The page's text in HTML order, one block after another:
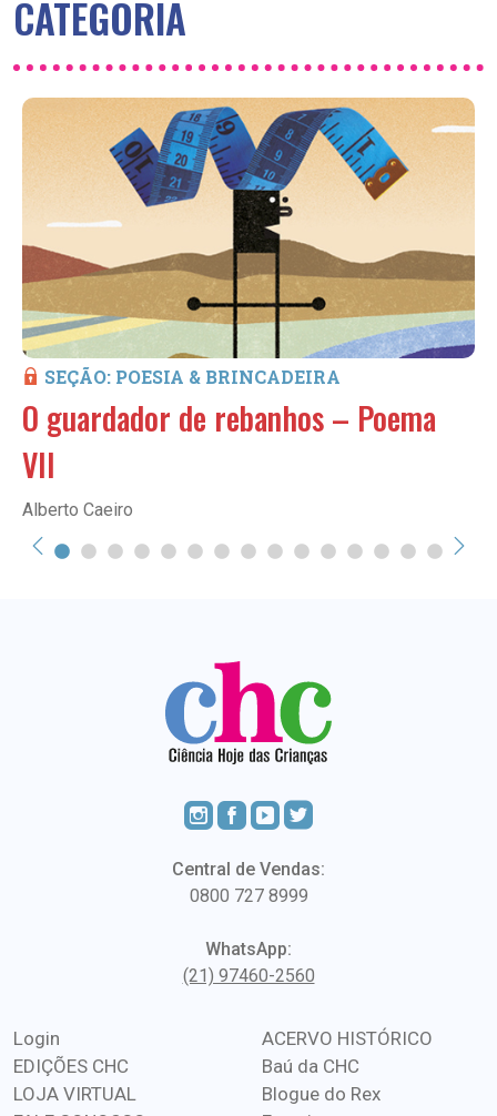
CATEGORIA
SEÇÃO: POESIA & BRINCADEIRA
O guardador de rebanhos – Poema
VII
Alberto Caeiro
Central de Vendas:
0800 727 8999
WhatsApp:
(21) 97460-2560
Login
EDIÇÕES CHC
LOJA VIRTUAL
ACERVO HISTÓRICO
Baú da CHC
Blogue do Rex